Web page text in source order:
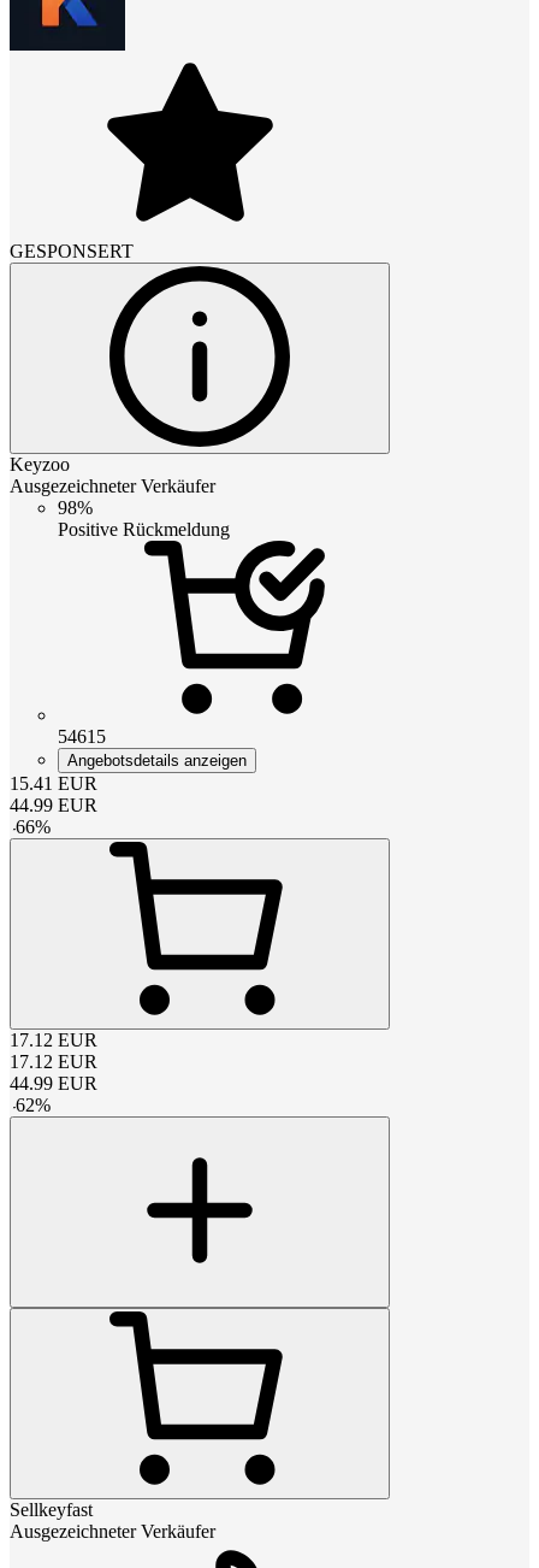
GESPONSERT
Keyzoo
Ausgezeichneter Verkäufer
98%
Positive Rückmeldung
54615
Angebotsdetails anzeigen
15.41 EUR
44.99 EUR
-66%
17.12 EUR
17.12 EUR
44.99 EUR
-62%
Sellkeyfast
Ausgezeichneter Verkäufer